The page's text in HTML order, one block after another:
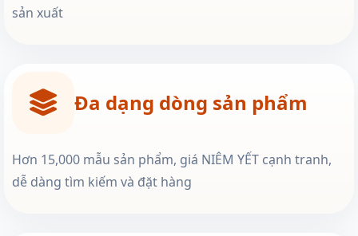
sản xuất
Đa dạng dòng sản phẩm
Hơn 15,000 mẫu sản phẩm, giá NIÊM YẾT cạnh tranh,
dễ dàng tìm kiếm và đặt hàng